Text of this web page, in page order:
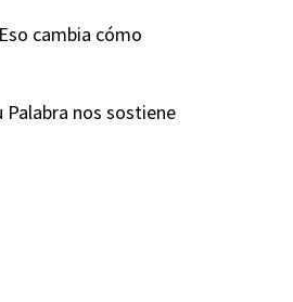
cambia cómo
nos sostiene